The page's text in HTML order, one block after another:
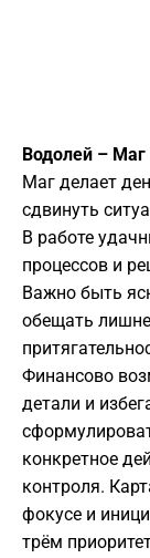
Водолей – Маг
Маг делает
сдвинуть
В работе
процессов и
Важно быть
обещать
Финансово
детали и
конкретное
контроля.
фокусе и
трём